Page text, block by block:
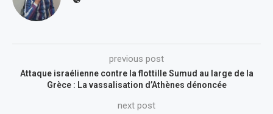
previous post
Attaque israélienne contre la flottille Sumud au large de la
Grèce : La vassalisation d’Athènes dénoncée
next post